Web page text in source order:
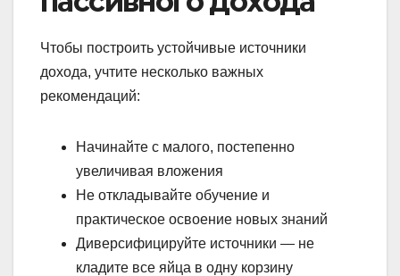
Чтобы построить устойчивые источники
дохода, учтите несколько важных
рекомендаций:
Начинайте с малого, постепенно
увеличивая вложения
Не откладывайте обучение и
практическое освоение новых знаний
Диверсифицируйте источники — не
кладите все яйца в одну корзину